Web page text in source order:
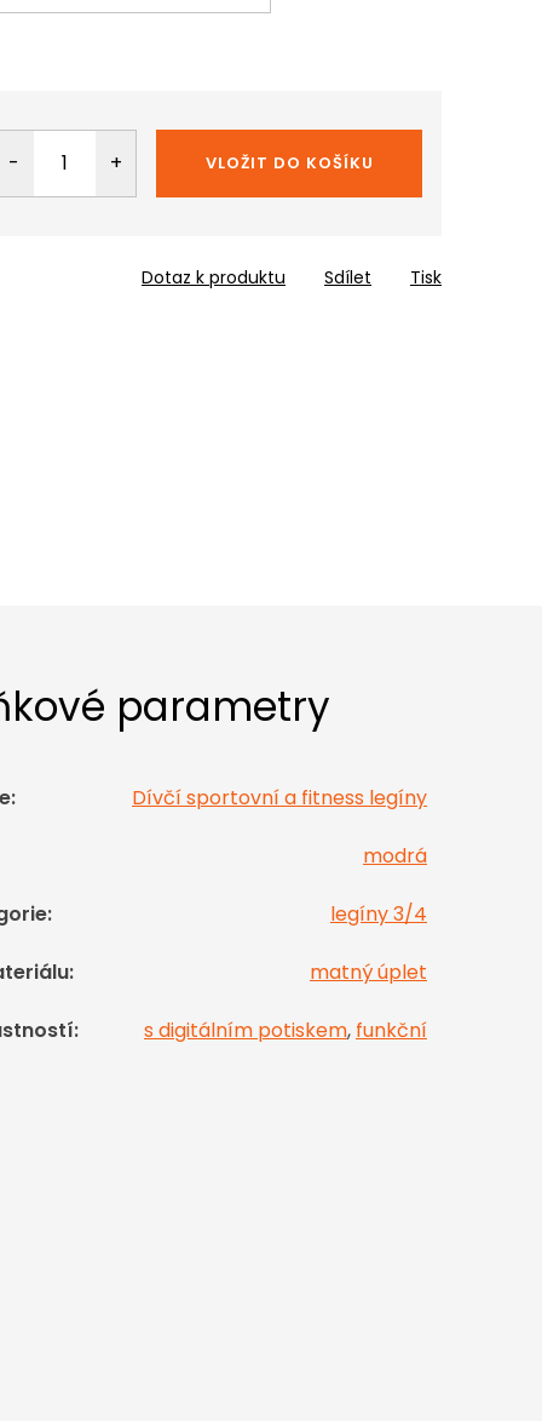
VLOŽIT DO KOŠÍKU
Tisk
Dotaz k produktu Sdílet
parametry
: Dívčí sportovní a fitness legíny
modrá
: legíny 3/4
: matný úplet
: s digitálním potiskem, funkční